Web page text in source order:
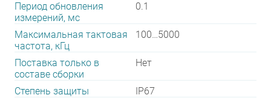
Период обновления
измерений, мс
0.1
Максимальная тактовая
частота, кГц
100…5000
Поставка только в
составе сборки
Нет
Степень защиты
IP67